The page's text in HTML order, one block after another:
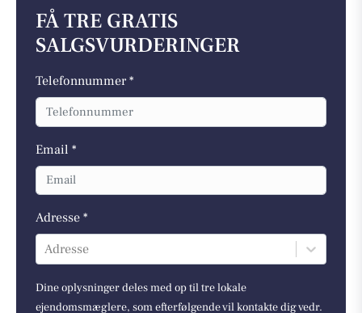
FÅ TRE GRATIS
SALGSVURDERINGER
Telefonnummer *
Email *
Adresse *
Adresse
Dine oplysninger deles med op til tre lokale
ejendomsmæglere, som efterfølgende vil kontakte dig vedr.